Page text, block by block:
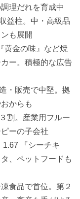
理だれを育成中
益柱。中・高級品
も展開
黄金の味』など焼
ー。積極的な広告
・販売で中堅。拠
からも
割。産業用フルー
ーの子会社
『シーチキ
、ペットフードも
食品で首位。第２